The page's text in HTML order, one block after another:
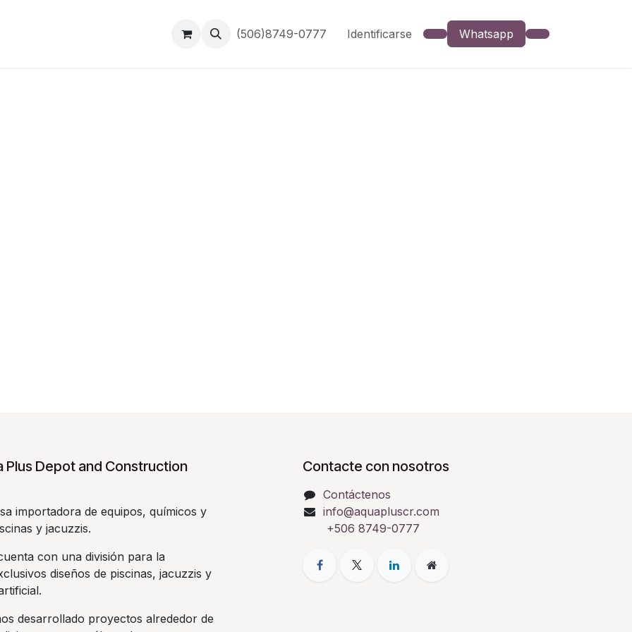
(506)8749-0777 Identificarse Whatsapp
Plus Depot and Construction
importadora de equipos, químicos y
y jacuzzis.
con una división para la
diseños de piscinas, jacuzzis y
desarrollado proyectos alrededor de
Contacte con nosotros
Contáctenos
info@aquapluscr.com
+506 8749-0777